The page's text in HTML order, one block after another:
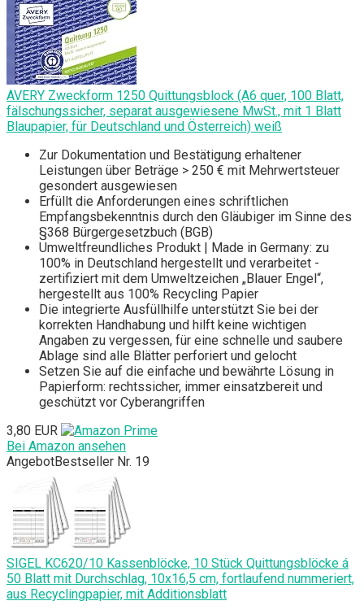
AVERY Zweckform 1250 Quittungsblock (A6 quer, 100 Blatt,
fälschungssicher, separat ausgewiesene MwSt., mit 1 Blatt
Blaupapier, für Deutschland und Österreich) weiß
Zur Dokumentation und Bestätigung erhaltener
Leistungen über Beträge > 250 € mit Mehrwertsteuer
gesondert ausgewiesen
Erfüllt die Anforderungen eines schriftlichen
Empfangsbekenntnis durch den Gläubiger im Sinne des
§368 Bürgergesetzbuch (BGB)
Umweltfreundliches Produkt | Made in Germany: zu
100% in Deutschland hergestellt und verarbeitet -
zertifiziert mit dem Umweltzeichen „Blauer Engel“,
hergestellt aus 100% Recycling Papier
Die integrierte Ausfüllhilfe unterstützt Sie bei der
korrekten Handhabung und hilft keine wichtigen
Angaben zu vergessen, für eine schnelle und saubere
Ablage sind alle Blätter perforiert und gelocht
Setzen Sie auf die einfache und bewährte Lösung in
Papierform: rechtssicher, immer einsatzbereit und
geschützt vor Cyberangriffen
3,80 EUR
Bei Amazon ansehen
AngebotBestseller Nr. 19
SIGEL KC620/10 Kassenblöcke, 10 Stück Quittungsblöcke á
50 Blatt mit Durchschlag, 10x16,5 cm, fortlaufend nummeriert,
aus Recyclingpapier, mit Additionsblatt